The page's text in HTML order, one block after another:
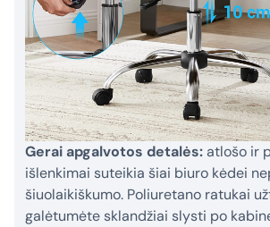
Gerai apgalvotos detalės:atlošo ir
išlenkimai suteikia šiai biuro kėdei
šiuolaikiškumo. Poliuretano ratukai
galėtumėte sklandžiai slysti po